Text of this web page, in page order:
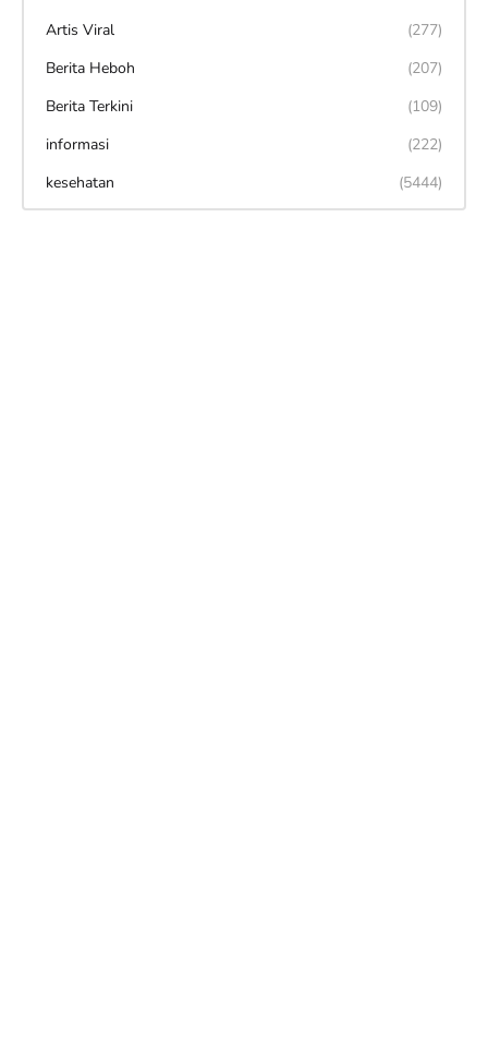
Artis Viral
(277)
Berita Heboh
(207)
Berita Terkini
(109)
informasi
(222)
kesehatan
(5444)